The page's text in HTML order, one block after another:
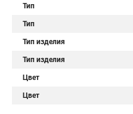
Тип
Тип
Тип изделия
Тип изделия
Цвет
Цвет